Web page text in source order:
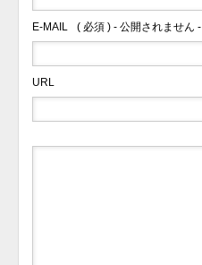
E-MAIL ( 必須 ) - 公開されません -
URL